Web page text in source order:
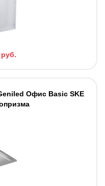
руб.
Офис Basic SKE